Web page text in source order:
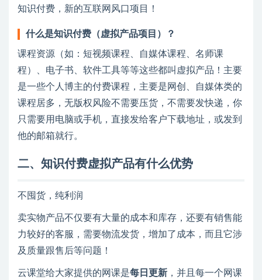
知识付费，新的互联网风口项目！
什么是知识付费（虚拟产品项目）？
课程资源（如：短视频课程、自媒体课程、名师课
程）、电子书、软件工具等等这些都叫虚拟产品！主要
是一些个人博主的付费课程，主要是网创、自媒体类的
课程居多，无版权风险不需要压货，不需要发快递，你
只需要用电脑或手机，直接发给客户下载地址，或发到
他的邮箱就行。
二、知识付费虚拟产品有什么优势
不囤货，纯利润
卖实物产品不仅要有大量的成本和库存，还要有销售能
力较好的客服，需要物流发货，增加了成本，而且它涉
及质量跟售后等问题！
云课堂给大家提供的网课是每日更新 ，并且每一个网课